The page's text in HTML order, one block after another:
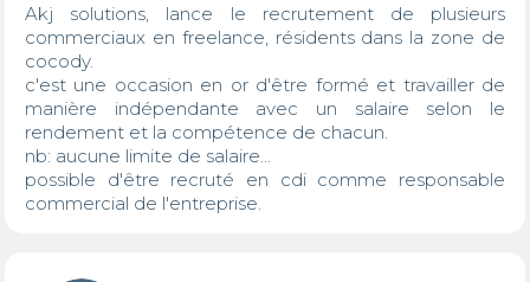
Akj solutions, lance le recrutement de plusieurs
commerciaux en freelance, résidents dans la zone de
cocody.
c'est une occasion en or d'être formé et travailler de
manière indépendante avec un salaire selon le
rendement et la compétence de chacun.
nb: aucune limite de salaire...
possible d'être recruté en cdi comme responsable
commercial de l'entreprise.